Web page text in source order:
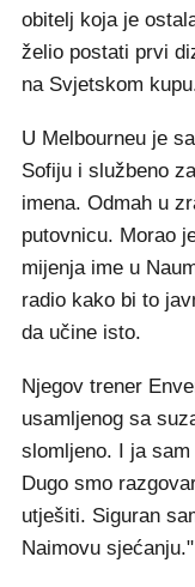
obitelj koja je
želio postati prvi
na Svjetskom
U Melbourneu je
Sofiju i službeno
imena. Odmah u
putovnicu. Morao
mijenja ime u
radio kako bi to
da učine isto.
Njegov trener
usamljenog sa
slomljeno. I ja
Dugo smo
utješiti. Siguran
Naimovu sjećanju."